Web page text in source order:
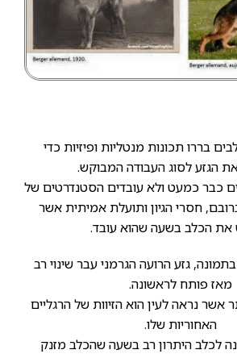
בררו תכונות מנטליות ופיזיות כדי
הגזע לסוג העבודה המבוקש.
כבר כמעט ולא עובדים הסטנדרטים של
חסרי הגיון ותועלת אמיתית אשר
הכלב בשעה שהוא עובד.
גזע הרועה הגרמני עבר שינוי רב
מאז פותח לראשונה.
אשר נראה לעין הוא הזיוות של הרגליים
האחוריות שלו.
לכלב היתרון רב בשעה שהכלב מזנק